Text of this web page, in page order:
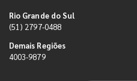
Rio Grande do Sul
(51) 2797-0488
Demais Regiões
4003-9879